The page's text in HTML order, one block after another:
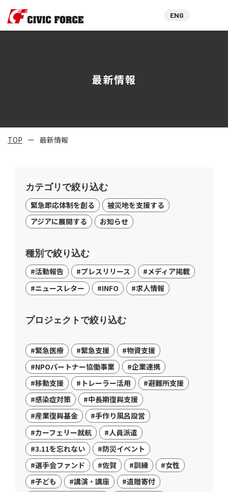
ENG
最新情報
TOP 最新情報
カテゴリで絞り込む
緊急即応体制を創る
被災地を支援する
アジアに展開する
お知らせ
種別で絞り込む
#活動報告 #プレスリリース
#メディア掲載
#ニュースレター
#INFO #求人情報
プロジェクトで絞り込む
#緊急医療 #緊急支援
#物資支援
#NPOパートナー協働事業
#企業連携
#移動支援
#トレーラー活用
#避難所支援
#感染症対策
#中長期復興支援
#産業復興基金
#手作り風呂設営
#カーフェリー就航
#人員派遣
#3.11を忘れない
#防災イベント
#選手会ファンド
#佐賀 #訓練
#女性
#子ども
#講演・講座
#遺贈寄付